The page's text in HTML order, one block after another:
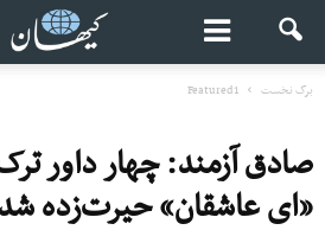
برگ نخست Featured1
صادق آزمند: چهار داور
«ای عاشقان» حیرت‌زده